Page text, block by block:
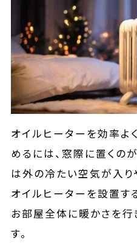
オイルヒーターを効率よ
めるには、窓際に置くの
は外の冷たい空気が入り
オイルヒーターを設置す
お部屋全体に暖かさを行
す。